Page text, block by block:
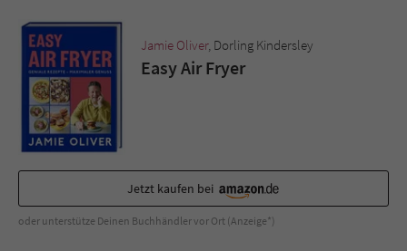
Jamie Oliver, Dorling Kindersley
Easy Air Fryer
Jetzt kaufen bei
oder unterstütze Deinen Buchhändler vor Ort (Anzeige*)
Name
Anbieter Literatur-Couch Medien GmbH & Co. KG
Laufzeit
Benutzer. Es wird benötigt um z. B. den
Sicherheitscode des Kontaktformulars zu
überprüfen.